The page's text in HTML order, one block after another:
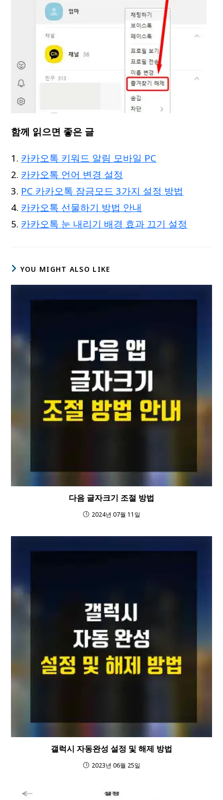
함께 읽으면 좋은 글
카카오톡 키워드 알림 모바일 PC
카카오톡 언어 변경 설정
PC 카카오톡 잠금모드 3가지 설정 방법
카카오톡 선물하기 방법 안내
카카오톡 눈 내리기 배경 효과 끄기 설정
YOU MIGHT ALSO LIKE
다음 글자크기 조절 방법
2024년 07월 11일
갤럭시 자동완성 설정 및 해제 방법
2023년 06월 25일